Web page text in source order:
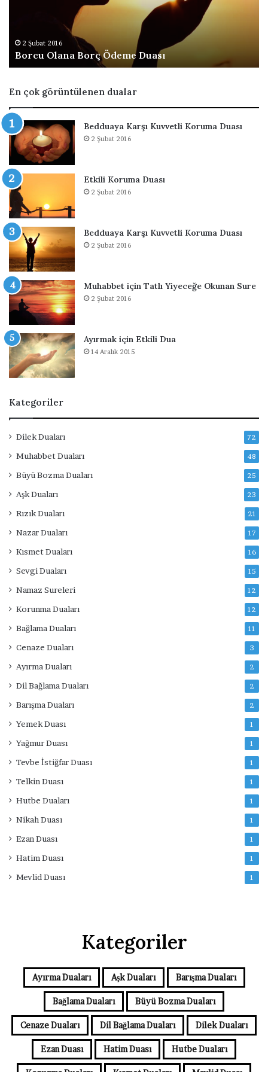
B
r
ç
Ö
d
e
m
e
D
u
a
s
ı
2 Şubat 2016
Borcu Olana Borç Ödeme Duası
En çok görüntülenen dualar
Bedduaya Karşı Kuvvetli Koruma Duası
2 Şubat 2016
Etkili Koruma Duası
2 Şubat 2016
Bedduaya Karşı Kuvvetli Koruma Duası
2 Şubat 2016
Muhabbet için Tatlı Yiyeceğe Okunan Sure
2 Şubat 2016
Ayırmak için Etkili Dua
14 Aralık 2015
Kategoriler
Dilek Duaları 72
Muhabbet Duaları 48
Büyü Bozma Duaları 25
Aşk Duaları 23
Rızık Duaları 21
Nazar Duaları 17
Kısmet Duaları 16
Sevgi Duaları 15
Namaz Sureleri 12
Korunma Duaları 12
Bağlama Duaları 11
Cenaze Duaları 3
Ayırma Duaları 2
Dil Bağlama Duaları 2
Barışma Duaları 2
Yemek Duası 1
Yağmur Duası 1
Tevbe İstiğfar Duası 1
Telkin Duası 1
Hutbe Duaları 1
Nikah Duası 1
Ezan Duası 1
Hatim Duası 1
Mevlid Duası 1
Kategoriler
Ayırma Duaları Aşk Duaları Barışma Duaları
Bağlama Duaları Büyü Bozma Duaları
Cenaze Duaları Dil Bağlama Duaları Dilek Duaları
Ezan Duası Hatim Duası Hutbe Duaları